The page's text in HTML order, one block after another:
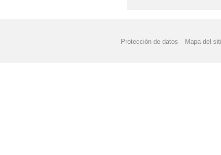
Protección de datos Mapa del